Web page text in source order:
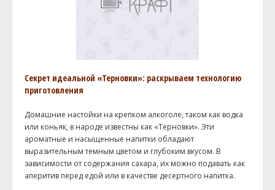
Секрет идеальной «Терновки»: раскрываем технологию
приготовления
Домашние настойки на крепком алкоголе, таком как водка
или коньяк, в народе известны как «Терновки». Эти
ароматные и насыщенные напитки обладают
выразительным темным цветом и глубоким вкусом. В
зависимости от содержания сахара, их можно подавать как
аперитив перед едой или в качестве десертного напитка.